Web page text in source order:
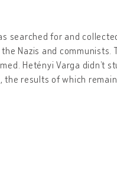
searched for and
Nazis and communists.
Hetényi Varga didn’t
results of which